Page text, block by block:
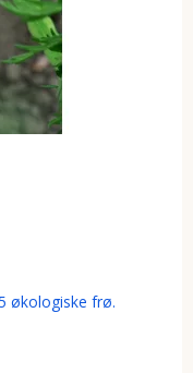
økologiske frø.